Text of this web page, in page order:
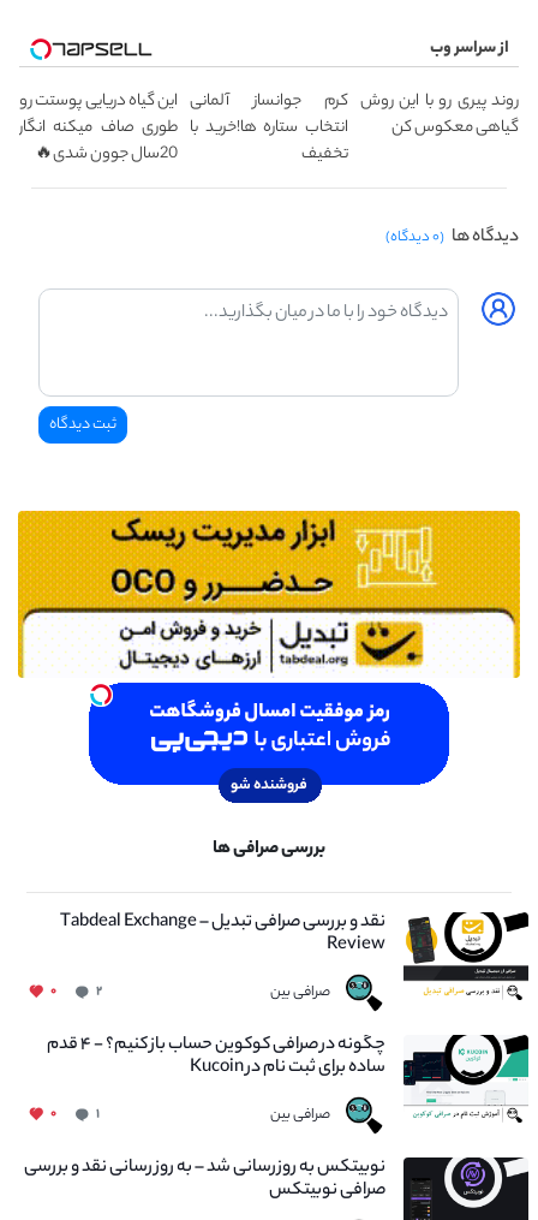
از سراسر وب
روند پیری رو با این روش
گیاهی معکوس کن
کرم جوانساز آلمانی
انتخاب ستاره ها!خرید با
تخفیف
این گیاه دریایی پوستت رو
طوری صاف میکنه انگار
20سال جوون شدی🔥
دیدگاه ها (۰ دیدگاه)
بررسی صرافی ها
نقد و بررسی صرافی تبدیل – Tabdeal Exchange
Review
صرافی بین ۲ ۰
چگونه در صرافی کوکوین حساب باز کنیم؟ - ۴ قدم
ساده برای ثبت نام در Kucoin
صرافی بین ۱ ۰
نوبیتکس به روزرسانی شد – به روز رسانی نقد و بررسی
صرافی نوبیتکس